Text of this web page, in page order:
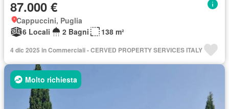
87.000 €
Cappuccini, Puglia
6 Locali
2 Bagni 138 m²
4 dic 2025 in Commerciali - CERVED PROPERTY SERVICES ITALY
Molto richiesta